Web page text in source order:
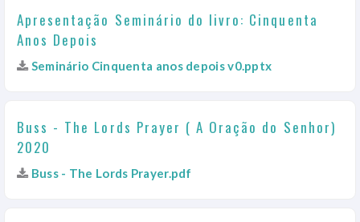
Apresentação Seminário do livro: Cinquenta
Anos Depois
Seminário Cinquenta anos depois v0.pptx
Buss - The Lords Prayer ( A Oração do Senhor)
2020
Buss - The Lords Prayer.pdf